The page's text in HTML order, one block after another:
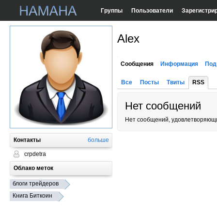
Группы Пользователи
Контакты больше
crpdetra
Облако меток
блоги трейдеров
Книга Биткоин
Alex
Сообщения Информация
Все Посты Твиты RSS
Нет сообщений
Нет сообщений,